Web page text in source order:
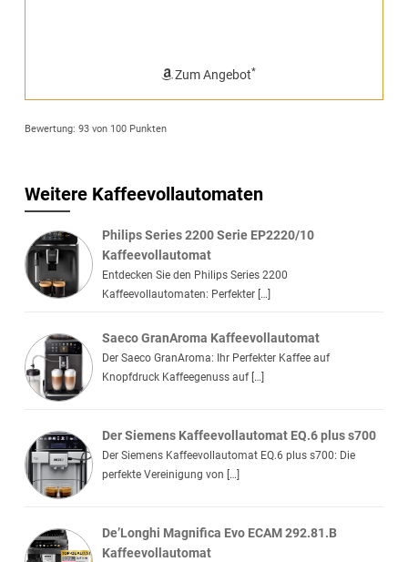
Zum Angebot*
Bewertung: 93von 100 Punkten
Weitere Kaffeevollautomaten
Philips Series 2200 Serie EP2220/10
Kaffeevollautomat
Entdecken Sie den Philips Series 2200
Kaffeevollautomaten: Perfekter […]
Saeco GranAroma Kaffeevollautomat
Der Saeco GranAroma: Ihr Perfekter Kaffee auf
Knopfdruck Kaffeegenuss auf […]
Der Siemens Kaffeevollautomat EQ.6 plus s700
Der Siemens Kaffeevollautomat EQ.6 plus s700: Die
perfekte Vereinigung von […]
De’Longhi Magnifica Evo ECAM 292.81.B
Kaffeevollautomat